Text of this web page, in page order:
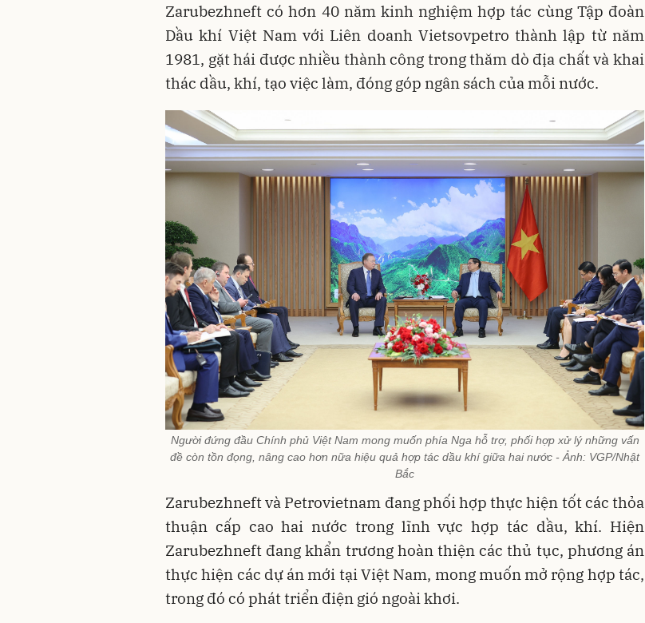
Zarubezhneft có hơn 40 năm kinh nghiệm hợp tác cùng Tập đoàn
Dầu khí Việt Nam với Liên doanh Vietsovpetro thành lập từ năm
1981, gặt hái được nhiều thành công trong thăm dò địa chất và khai
thác dầu, khí, tạo việc làm, đóng góp ngân sách của mỗi nước.
Người đứng đầu Chính phủ Việt Nam mong muốn phía Nga hỗ trợ, phối hợp xử lý những vấn
đề còn tồn đọng, nâng cao hơn nữa hiệu quả hợp tác dầu khí giữa hai nước - Ảnh: VGP/Nhật
Bắc
Zarubezhneft và Petrovietnam đang phối hợp thực hiện tốt các thỏa
thuận cấp cao hai nước trong lĩnh vực hợp tác dầu, khí. Hiện
Zarubezhneft đang khẩn trương hoàn thiện các thủ tục, phương án
thực hiện các dự án mới tại Việt Nam, mong muốn mở rộng hợp tác,
trong đó có phát triển điện gió ngoài khơi.